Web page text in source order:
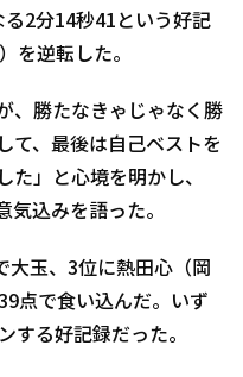
2分14秒41という好記
を逆転した。
、勝たなきゃじゃなく勝
て、最後は自己ベストを
た」と心境を明かし、
気込みを語った。
大玉、3位に熱田心（岡
点で食い込んだ。いず
する好記録だった。